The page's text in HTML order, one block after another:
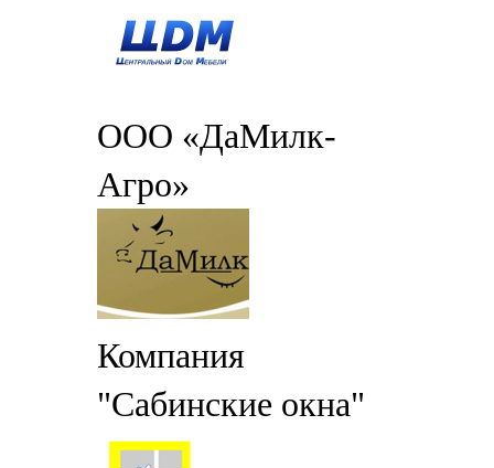
ООО «ДаМилк-
Агро»
Компания
"Сабинские окна"